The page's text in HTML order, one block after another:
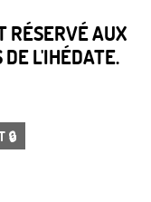
RÉSERVÉ AUX
L'IHÉDATE.
🔒